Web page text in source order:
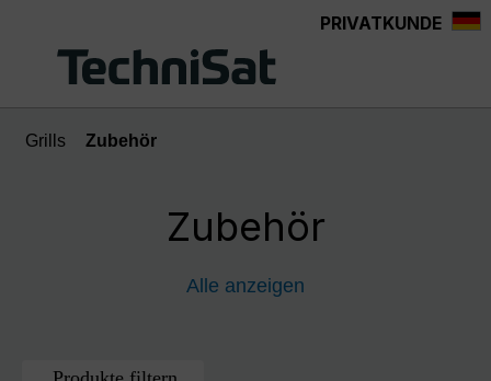
PRIVATKUNDE
Grills Zubehör
Zubehör
Alle anzeigen